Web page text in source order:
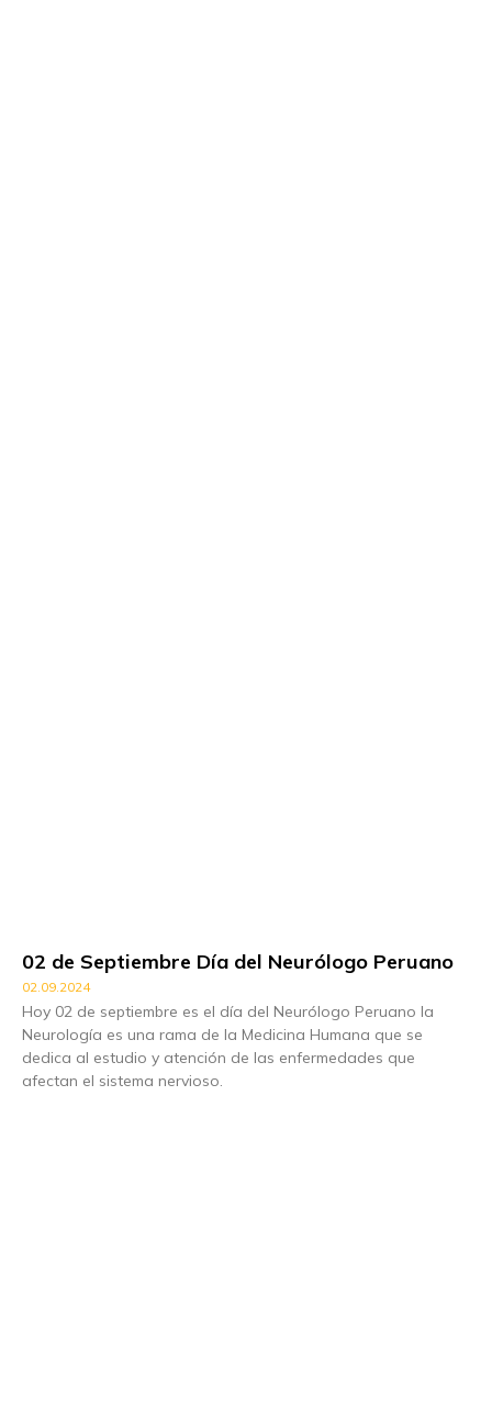
02 de Septiembre Día del Neurólogo Peruano
02.09.2024
Hoy 02 de septiembre es el día del Neurólogo Peruano la
Neurología es una rama de la Medicina Humana que se
dedica al estudio y atención de las enfermedades que
afectan el sistema nervioso.